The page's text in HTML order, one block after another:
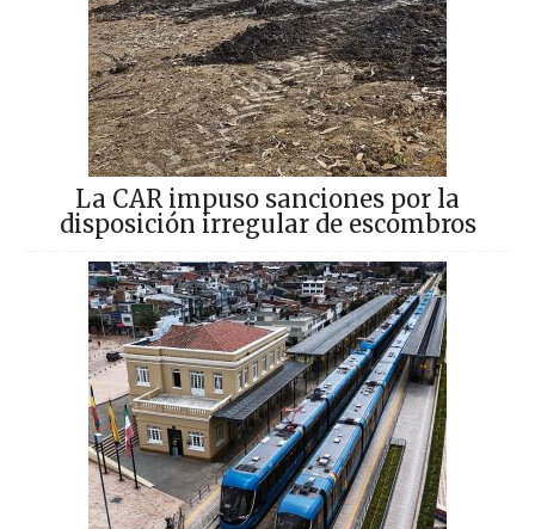
La CAR impuso sanciones por la
disposición irregular de escombros